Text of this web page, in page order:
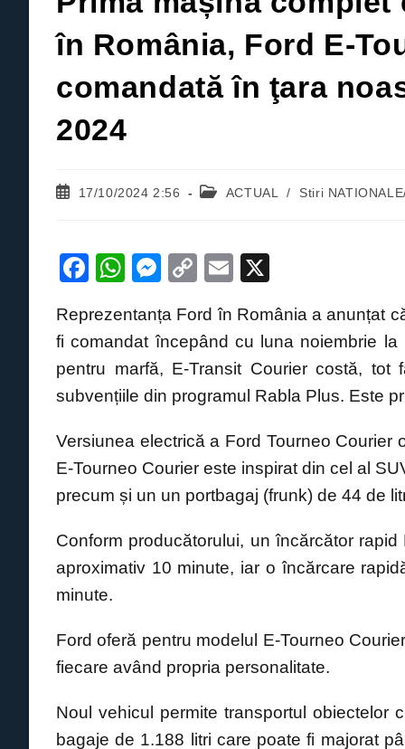
în România, Ford E-
comandată în ţara
2024
Post17/10/2024 2:56
Post ACTUAL / Stiri
F
c
e
b
o
o
k
W
at
s
A
p
p
M
ss
e
n
g
er
C
p
y
Li
n
k
E
ail
Reprezentanța Ford în România a anunțat
fi comandat începând cu luna noiembrie
pentru marfă, E-Transit Courier costă,
subvențiile din programul Rabla Plus. Este
Versiunea electrică a Ford Tourneo
E-Tourneo Courier este inspirat din cel al
precum și un un portbagaj (frunk) de 44 de
Conform producătorului, un încărcător
aproximativ 10 minute, iar o încărcare
minute.
Ford oferă pentru modelul E-Tourneo
fiecare având propria personalitate.
Noul vehicul permite transportul
bagaje de 1.188 litri care poate fi majorat